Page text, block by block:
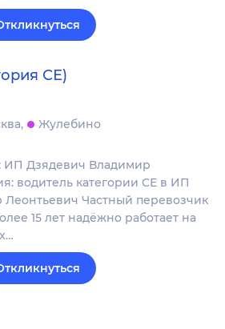
СЕ)
Жулебино
ИП Дзядевич Владимир
водитель категории СЕ в ИП
Частный перевозчик
15 лет надёжно работает на